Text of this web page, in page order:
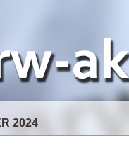
2024